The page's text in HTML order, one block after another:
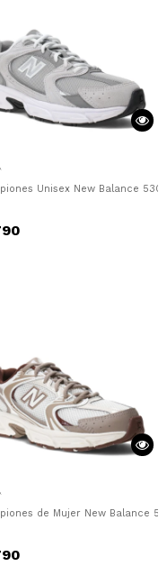
Star Hi Animal Junior
Unisex New Balance
Balance - Bordó
de Mujer New Balance